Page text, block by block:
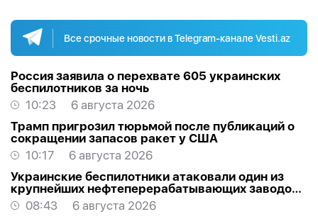
Все срочные новости в Telegram-канале Vesti.az
Россия заявила о перехвате 605 украинских
беспилотников за ночь
10:23
6 августа 2026
Трамп пригрозил тюрьмой после публикаций о
сокращении запасов ракет у США
10:17
6 августа 2026
Украинские беспилотники атаковали один из
крупнейших нефтеперерабатывающих заводов
России в Ярославской области
08:43
6 августа 2026